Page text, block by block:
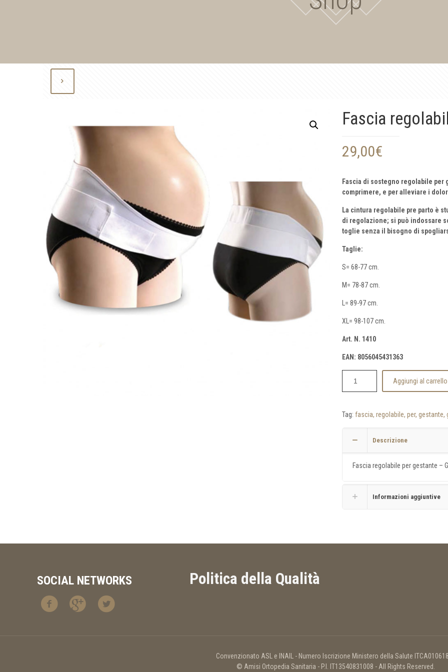
Fascia
29,00€
Fascia di sostegno regolabile
comprimere, e per alleviare i
La cintura regolabile pre parto è
di regolazione; si può indossare
toglie senza il bisogno di
Taglie:
S= 68-77 cm.
M= 78-87 cm.
L= 89-97 cm.
XL= 98-107 cm.
Art. N. 1410
EAN: 8056045431363
Aggiungi al carrello
Tag: fascia, regolabile, per, gestante,
Descrizione
Fascia regolabile per gestante –
Informazioni aggiuntive
SOCIAL NETWORKS Politica della Qualità
Convenzionato ASL e INAIL - Numero Iscrizione Ministero della Salute
© Amisi Ortopedia Sanitaria - P.I. IT13540831008 - All Rights Reserved.